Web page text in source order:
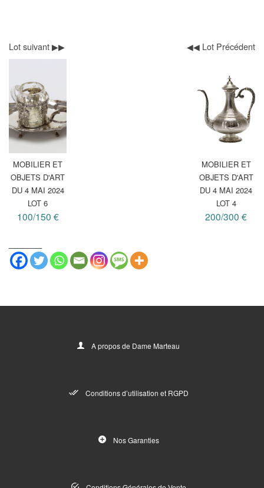
Lot suivant ▶▶
MOBILIER ET
OBJETS D'ART
DU 4 MAI 2024
LOT 6
100/150 €
◀◀ Lot Précédent
MOBILIER ET
OBJETS D'ART
DU 4 MAI 2024
LOT 4
200/300 €
A propos de Dame Marteau
Conditions d’utilisation et RGPD
Nos Garanties